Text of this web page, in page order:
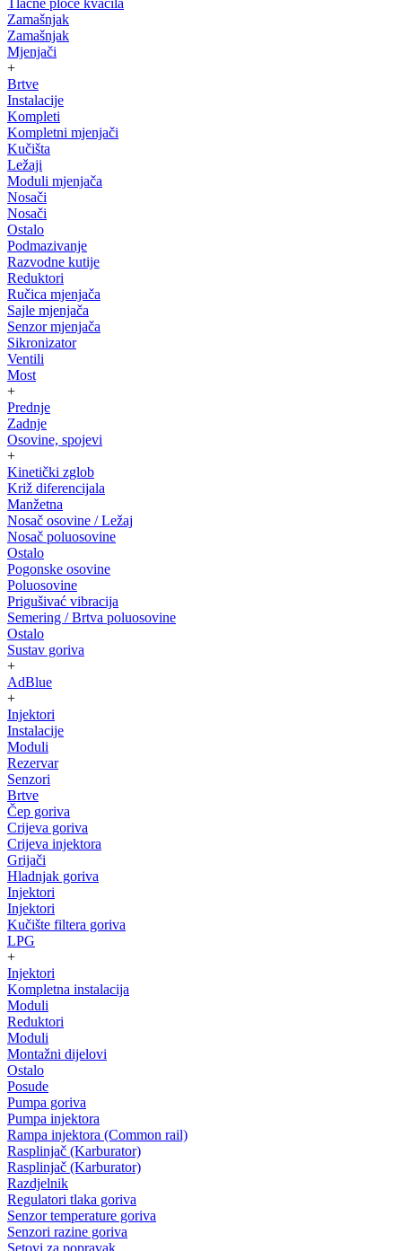
Tlačne ploče kvačila
Zamašnjak
Zamašnjak
Mjenjači
+
Brtve
Instalacije
Kompleti
Kompletni mjenjači
Kučišta
Ležaji
Moduli mjenjača
Nosači
Nosači
Ostalo
Podmazivanje
Razvodne kutije
Reduktori
Ručica mjenjača
Sajle mjenjača
Senzor mjenjača
Sikronizator
Ventili
Most
+
Prednje
Zadnje
Osovine, spojevi
+
Kinetički zglob
Križ diferencijala
Manžetna
Nosač osovine / Ležaj
Nosač poluosovine
Ostalo
Pogonske osovine
Poluosovine
Prigušivać vibracija
Semering / Brtva poluosovine
Ostalo
Sustav goriva
+
AdBlue
+
Injektori
Instalacije
Moduli
Rezervar
Senzori
Brtve
Čep goriva
Crijeva goriva
Crijeva injektora
Grijači
Hladnjak goriva
Injektori
Injektori
Kučište filtera goriva
LPG
+
Injektori
Kompletna instalacija
Moduli
Reduktori
Moduli
Montažni dijelovi
Ostalo
Posude
Pumpa goriva
Pumpa injektora
Rampa injektora (Common rail)
Rasplinjač (Karburator)
Rasplinjač (Karburator)
Razdjelnik
Regulatori tlaka goriva
Senzor temperature goriva
Senzori razine goriva
Setovi za popravak